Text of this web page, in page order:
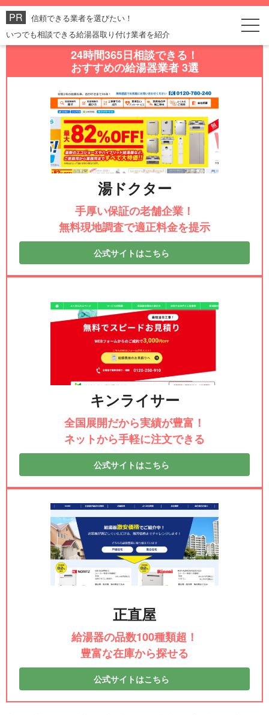
信頼できる業者を選びたい！
いつでも相談できる給湯器取り付け業者を紹介
24時間365日相談できる！
おすすめの給湯器業者 3選
湯ドクター
手厚い保証の老舗企業！
無料現地調査で適正料金を提示
公式サイトはこちら
キンライサー
全国展開だから実績が豊富！
ネットから手軽に注文できる
公式サイトはこちら
正直屋
給湯器の品数100種類超！
豊富な在庫から探せる
公式サイトはこちら